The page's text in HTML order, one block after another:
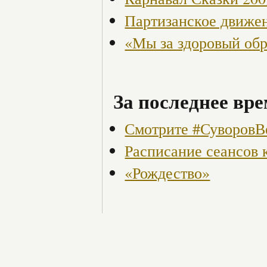
Партизанское
«Мы за здоровый
За последнее
Смотрите
Расписание сеансов
«Рождество»